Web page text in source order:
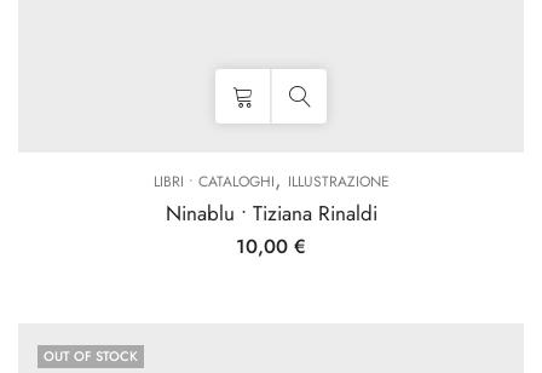
LIBRI • CATALOGHI, ILLUSTRAZIONE
Ninablu • Tiziana Rinaldi
10,00 €
OUT OF STOCK